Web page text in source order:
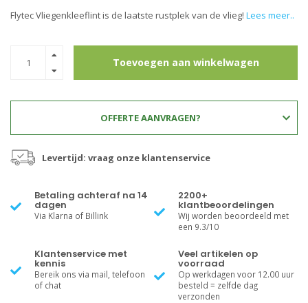
Flytec Vliegenkleeflint is de laatste rustplek van de vlieg! Lees meer..
Toevoegen aan winkelwagen
OFFERTE AANVRAGEN?
Levertijd: vraag onze klantenservice
Betaling achteraf na 14
dagen
Via Klarna of Billink
2200+
klantbeoordelingen
Wij worden beoordeeld met
een 9.3/10
Klantenservice met
kennis
Bereik ons via mail, telefoon
of chat
Veel artikelen op
voorraad
Op werkdagen voor 12.00 uur
besteld = zelfde dag
verzonden